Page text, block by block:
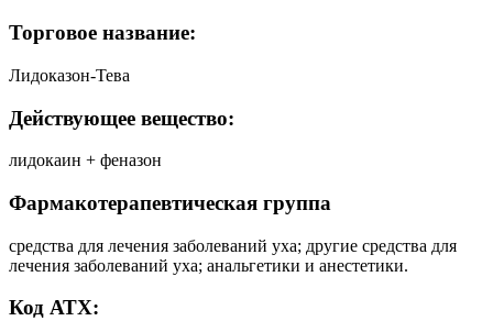
Торговое название:
Лидоказон-Тева
Действующее вещество:
лидокаин + феназон
Фармакотерапевтическая группа
средства для лечения заболеваний уха; другие средства для
лечения заболеваний уха; анальгетики и анестетики.
Код АТХ: